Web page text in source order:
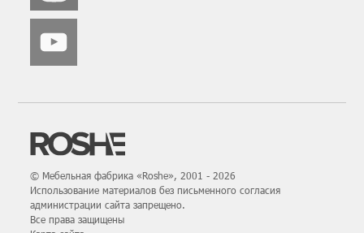
© Мебельная фабрика «Roshe», 2001 - 2026
Использование материалов без письменного согласия
администрации сайта запрещено.
Все права защищены